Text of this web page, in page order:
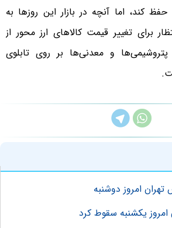
کند، اما آنچه در بازار این روزها به
برای تغییر قیمت کالاهای ارز محور از
و معدنی‌ها بر روی تابلوی
امروز دوشنبه
یکشنبه سقوط کرد